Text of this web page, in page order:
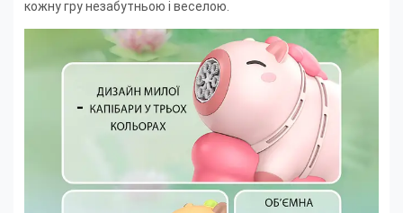
кожну гру незабутньою і веселою.